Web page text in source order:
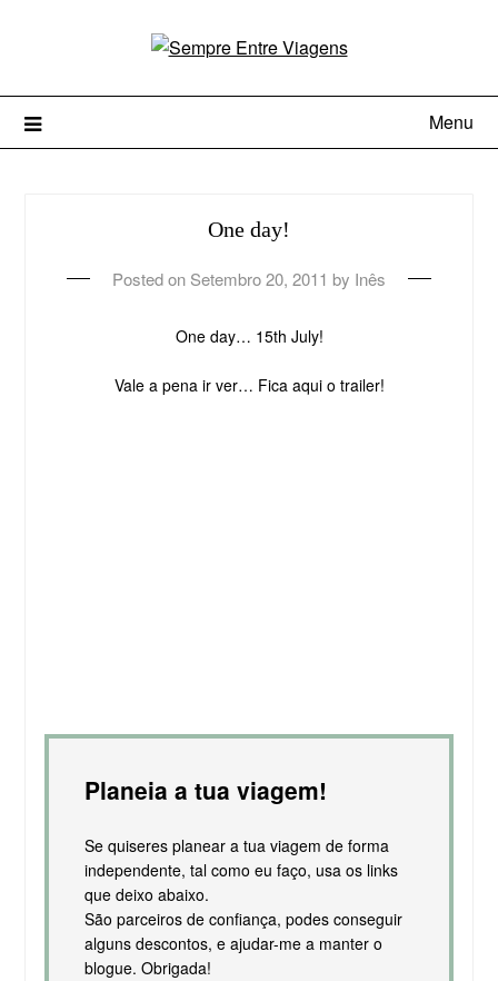
Menu
One day!
Posted on Setembro 20, 2011 by Inês
One day… 15th July!
Vale a pena ir ver… Fica aqui o trailer!
Planeia a tua viagem!
Se quiseres planear a tua viagem de forma
independente, tal como eu faço, usa os links
que deixo abaixo.
São parceiros de confiança, podes conseguir
alguns descontos, e ajudar-me a manter o
blogue. Obrigada!